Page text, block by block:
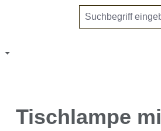
Tischlampe